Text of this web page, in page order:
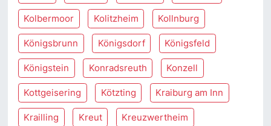
Kolbermoor Kolitzheim Kollnburg
Königsbrunn Königsdorf Königsfeld
Königstein Konradsreuth Konzell
Kottgeisering Kötzting Kraiburg am Inn
Krailling Kreut Kreuzwertheim